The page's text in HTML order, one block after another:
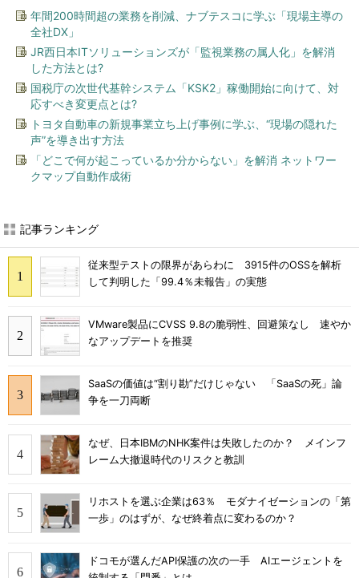
年間200時間超の業務を削減、ナブテスコに学ぶ「現場主導の
全社DX」
JR西日本ITソリューションズが「監視業務の属人化」を解消
した方法とは?
国税庁の次世代基幹システム「KSK2」稼働開始に向けて、対
応すべき変更点とは?
トヨタ自動車の新規事業立ち上げ事例に学ぶ、“現場の隠れた
声”を導き出す方法
「どこで何が起こっているか分からない」を解消 ネットワー
クマップ自動作成術
記事ランキング
従来型テストの限界があらわに 3915件のOSSを解析
して判明した「99.4％未報告」の実態
VMware製品にCVSS 9.8の脆弱性、回避策なし 速やか
なアップデートを推奨
SaaSの価値は“割り勘”だけじゃない 「SaaSの死」論
争を一刀両断
なぜ、日本IBMのNHK案件は失敗したのか？ メインフ
レーム大撤退時代のリスクと教訓
リホストを選ぶ企業は63％ モダナイゼーションの「第
一歩」のはずが、なぜ終着点に変わるのか？
ドコモが選んだAPI保護の次の一手 AIエージェントを